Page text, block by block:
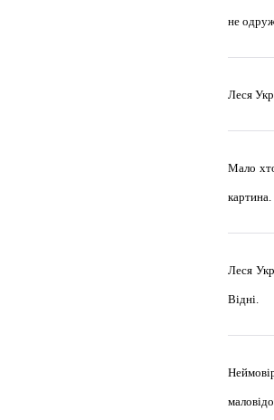
не
Леся
Мало
картина.
Леся
Відні.